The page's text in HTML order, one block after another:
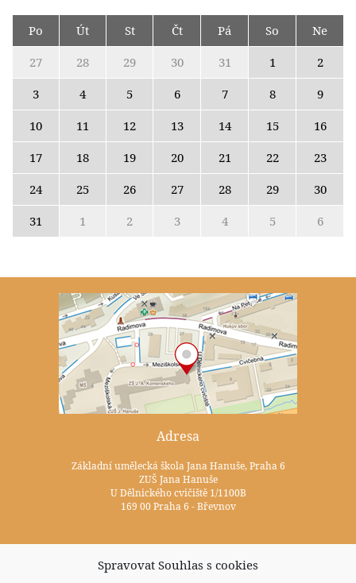
Spravovat Souhlas s cookies
Po Út St Čt Pá So
Ne
27
28 29 30 31 1
2
3
4 5 6 7 8
9
10
11 12 13 14 15
16
17
18 19 20 21 22
23
24
25 26 27 28 29
30
31
1 2 3 4 5 6
Adresa
Základní umělecká škola Jana Hanuše, Praha 6
ZUŠ Jana Hanuše
U Dělnického cvičiště 1/1100B
169 00 Praha 6 - Břevnov